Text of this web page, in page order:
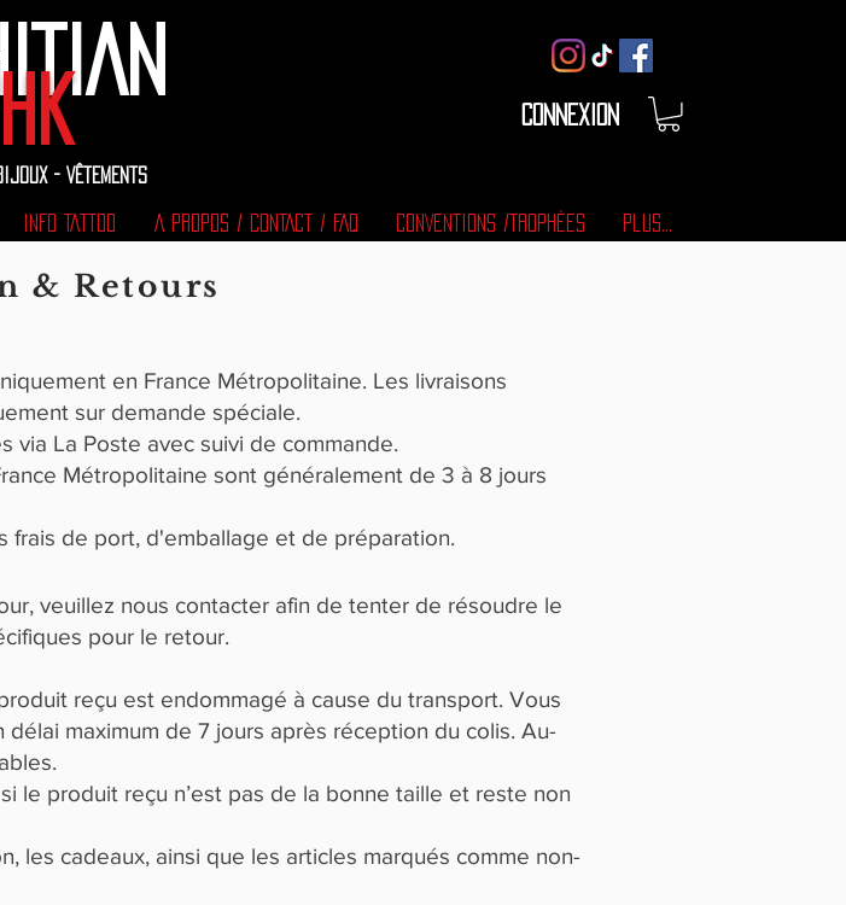
HK
- VÊTEMENTS
Connexion
INFO TATTOO A PROPOS / CONTACT / FAQ CONVENTIONS /TROPHÉES Plus...
& Retours
en France Métropolitaine. Les livraisons
sur demande spéciale.
via La Poste avec suivi de commande.
Métropolitaine sont généralement de 3 à 8 jours
frais de port, d'emballage et de préparation.
veuillez nous contacter afin de tenter de résoudre le
pour le retour.
reçu est endommagé à cause du transport. Vous
maximum de 7 jours après réception du colis. Au-
le produit reçu n’est pas de la bonne taille et reste non
les cadeaux, ainsi que les articles marqués comme non-